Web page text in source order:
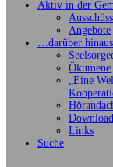
Aktiv in der
Angebote
…darüber hinaus
Ökumene
„Eine
Links
Suche